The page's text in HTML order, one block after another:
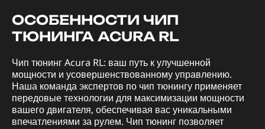
ОСОБЕННОСТИ ЧИП
ТЮНИНГА ACURA RL
Чип тюнинг Acura RL: ваш путь к улучшенной
мощности и усовершенствованному управлению.
Наша команда экспертов по чип тюнингу применяет
передовые технологии для максимизации мощности
вашего двигателя, обеспечивая вас уникальными
впечатлениями за рулем. Чип тюнинг позволяет